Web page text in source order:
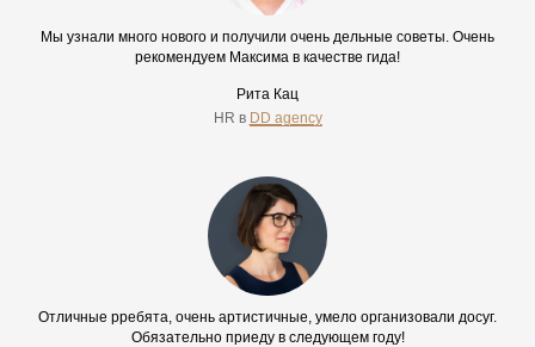
Мы узнали много нового и получили очень дельные советы. Очень
рекомендуем Максима в качестве гида!
Рита Кац
HR в DD agency
Отличные рребята, очень артистичные, умело организовали досуг.
Обязательно приеду в следующем году!